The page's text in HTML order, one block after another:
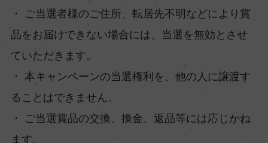
・ ご当選者様のご住所、転居先不明などにより賞
品をお届けできない場合には、当選を無効とさせ
ていただきます。
・ 本キャンペーンの当選権利を、他の人に譲渡す
ることはできません。
・ ご当選賞品の交換、換金、返品等には応じかね
ます。